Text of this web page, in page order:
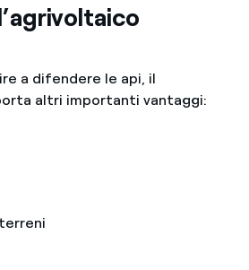
a difendere le api, il
altri importanti vantaggi: